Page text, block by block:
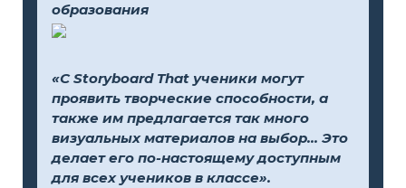
образования
«С Storyboard That ученики могут
проявить творческие способности, а
также им предлагается так много
визуальных материалов на выбор... Это
делает его по-настоящему доступным
для всех учеников в классе».